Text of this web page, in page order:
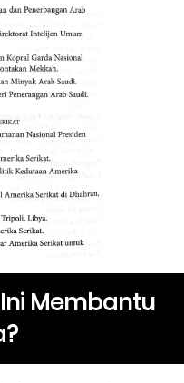
Membantu